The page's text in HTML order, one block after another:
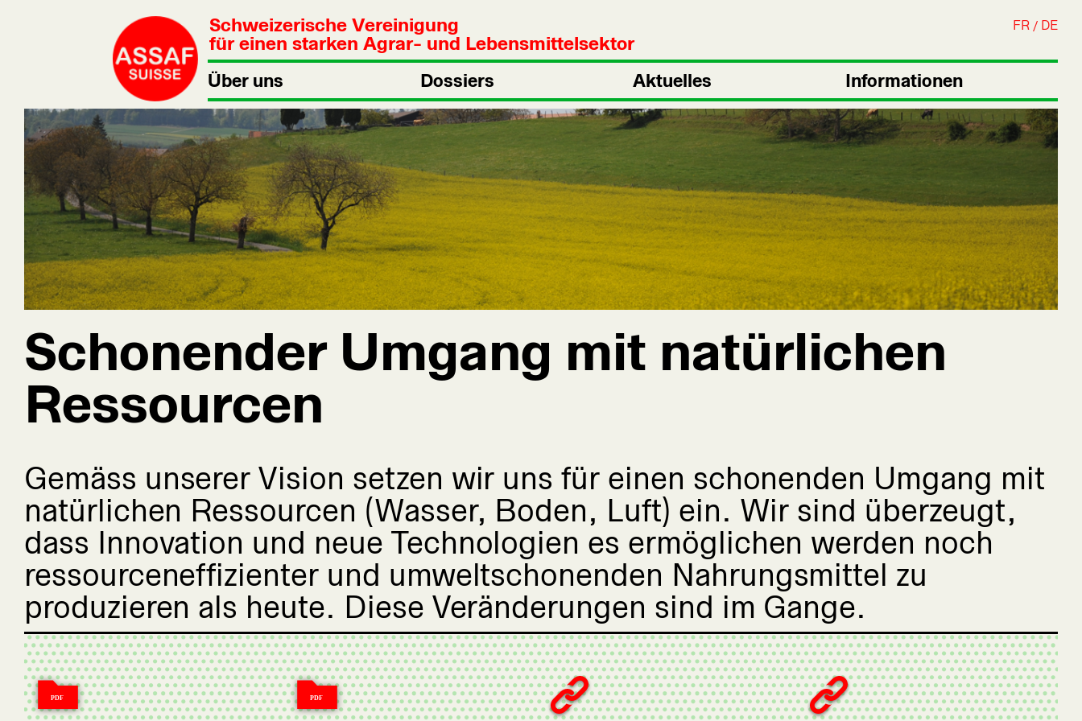
FR DE
Schweizerische Vereinigung
für einen starken Agrar- und Lebensmittelsektor
Über uns Dossiers Aktuelles Informationen
Schonender Umgang mit natürlichen
Ressourcen
Gemäss unserer Vision setzen wir uns für einen schonenden Umgang mit
natürlichen Ressourcen (Wasser, Boden, Luft) ein. Wir sind überzeugt,
dass Innovation und neue Technologien es ermöglichen werden noch
ressourceneffizienter und umweltschonenden Nahrungsmittel zu
produzieren als heute. Diese Veränderungen sind im Gange.